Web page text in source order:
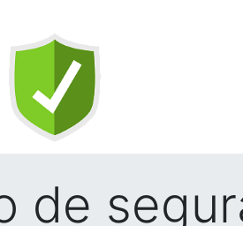
de